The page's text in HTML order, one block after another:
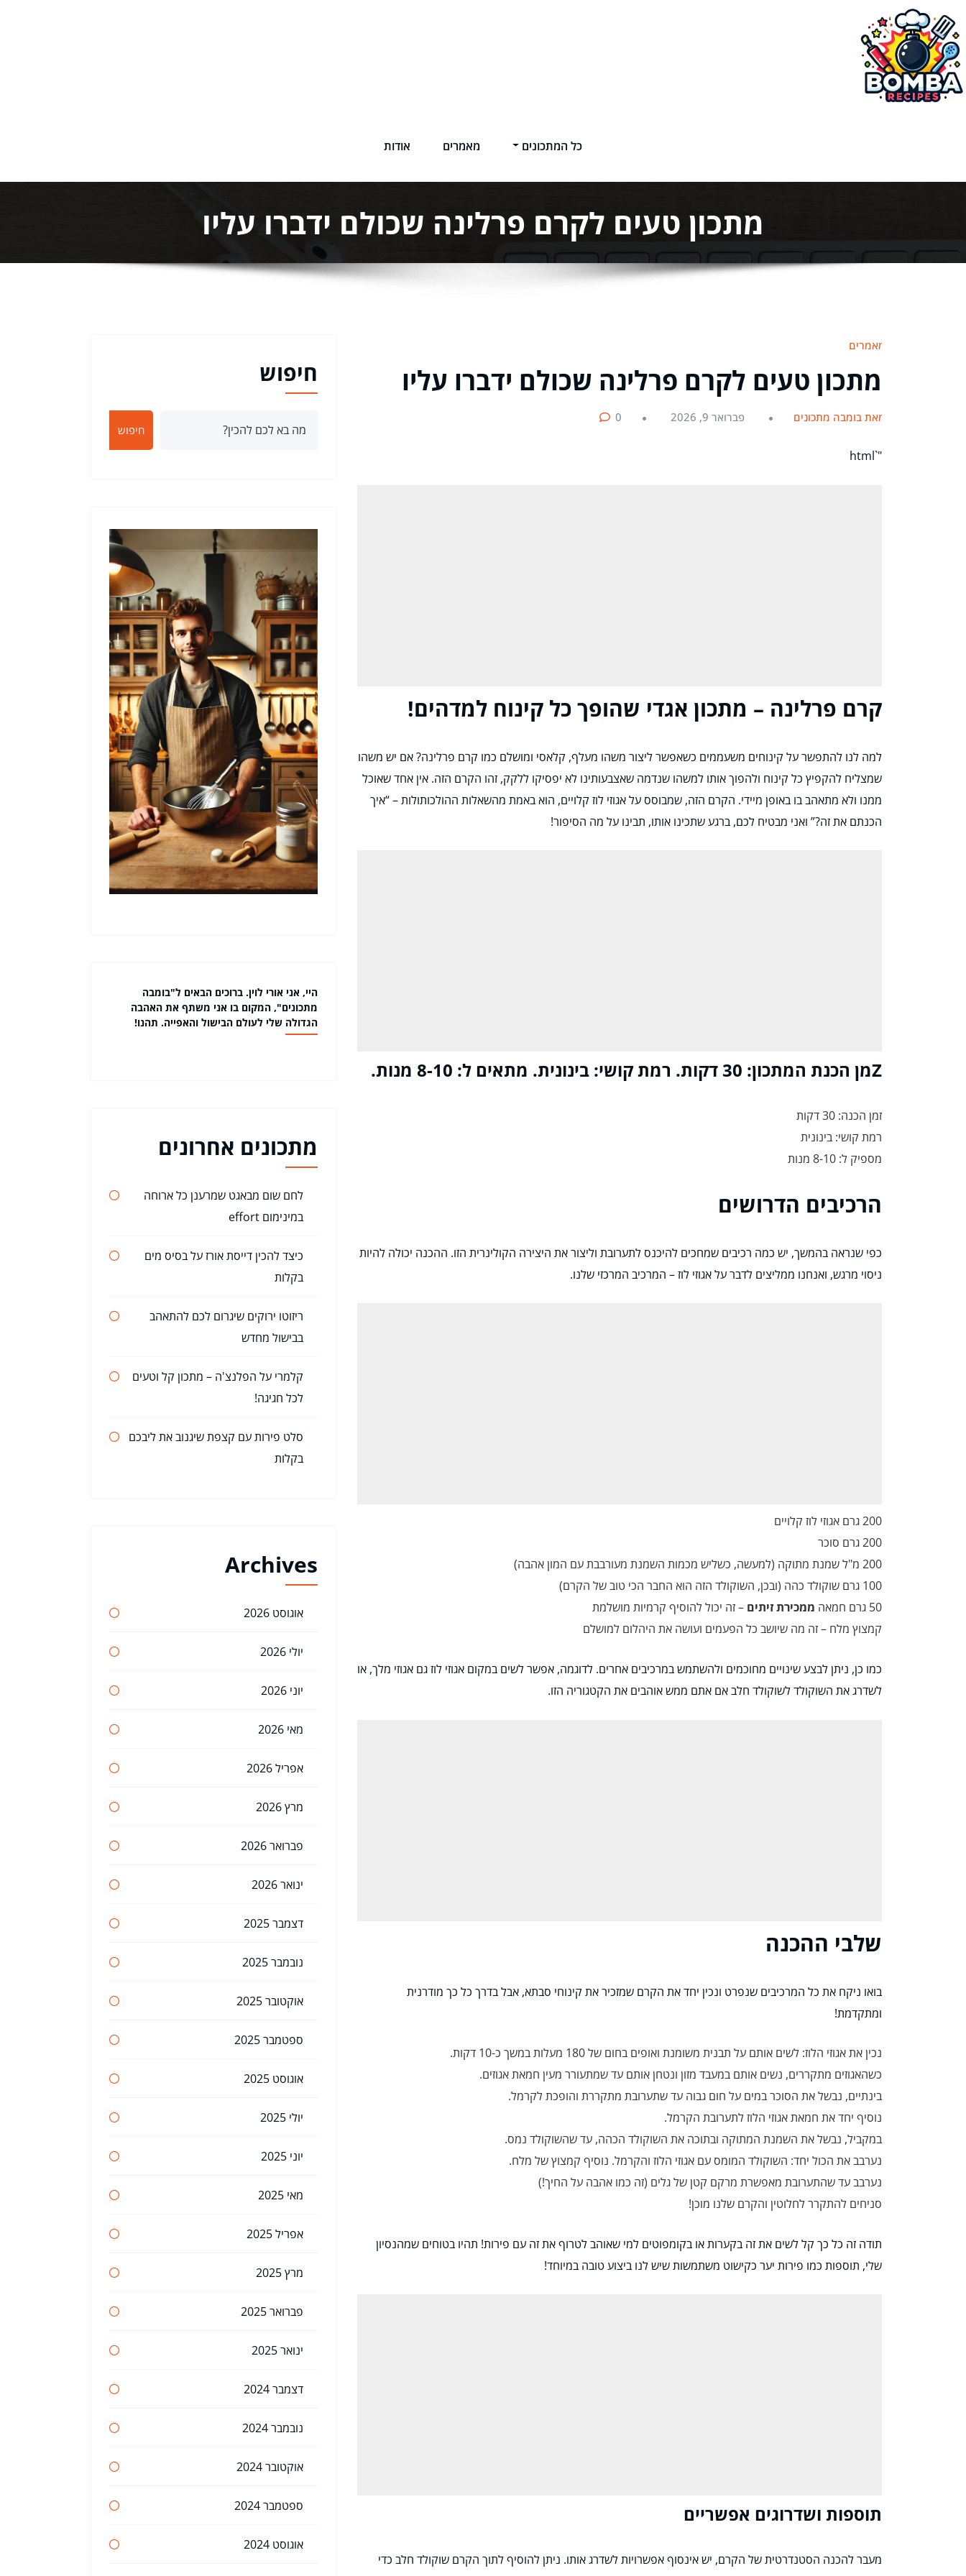
לתוכן
כל המתכונים מאמרים אודות
מתכון טעים לקרם פרלינה שכולם ידברו עליו
מאמרים
מתכון טעים לקרם פרלינה שכולם ידברו עליו
מאת בומבה מתכונים פברואר 9, 2026 0
"`html
קרם פרלינה – מתכון אגדי שהופך כל קינוח למדהים!
למה לנו להתפשר על קינוחים משעממים כשאפשר ליצור משהו מעלף, קלאסי ומושלם כמו קרם פרלינה? אם יש משהו
שמצליח להקפיץ כל קינוח ולהפוך אותו למשהו שנדמה שאצבעותינו לא יפסיקו ללקק, זהו הקרם הזה. אין אחד שאוכל
ממנו ולא מתאהב בו באופן מיידי. הקרם הזה, שמבוסס על אגוזי לוז קלויים, הוא באמת מהשאלות ההולכותולות – “איך
הכנתם את זה?” ואני מבטיח לכם, ברגע שתכינו אותו, תבינו על מה הסיפור!
Zמן הכנת המתכון: 30 דקות. רמת קושי: בינונית. מתאים ל: 8-10 מנות.
זמן הכנה: 30 דקות
רמת קושי: בינונית
מספיק ל: 8-10 מנות
הרכיבים הדרושים
כפי שנראה בהמשך, יש כמה רכיבים שמחכים להיכנס לתערובת וליצור את היצירה הקולינרית הזו. ההכנה יכולה להיות
ניסוי מרגש, ואנחנו ממליצים לדבר על אגוזי לוז – המרכיב המרכזי שלנו.
200 גרם אגוזי לוז קלויים
200 גרם סוכר
200 מ"ל שמנת מתוקה (למעשה, כשליש מכמות השמנת מעורבבת עם המון אהבה)
100 גרם שוקולד כהה (ובכן, השוקולד הזה הוא החבר הכי טוב של הקרם)
50 גרם חמאה
ממכירת זיתים – זה יכול להוסיף קרמיות מושלמת
קמצוץ מלח – זה מה שיושב כל הפעמים ועושה את היהלום למושלם
כמו כן, ניתן לבצע שינויים מחוכמים ולהשתמש במרכיבים אחרים. לדוגמה, אפשר לשים במקום אגוזי לוז גם אגוזי מלך, או
לשדרג את השוקולד לשוקולד חלב אם אתם ממש אוהבים את הקטגוריה הזו.
שלבי ההכנה
בואו ניקח את כל המרכיבים שנפרט ונכין יחד את הקרם שמזכיר את קינוחי סבתא, אבל בדרך כל כך מודרנית
ומתקדמת!
נכין את אגוזי הלוז: לשים אותם על תבנית משומנת ואופים בחום של 180 מעלות במשך כ-10 דקות.
כשהאגוזים מתקררים, נשים אותם במעבד מזון ונטחן אותם עד שמתעורר מעין חמאת אגוזים.
בינתיים, נבשל את הסוכר במים על חום גבוה עד שתערובת מתקררת והופכת לקרמל.
נוסיף יחד את חמאת אגוזי הלוז לתערובת הקרמל.
במקביל, נבשל את השמנת המתוקה ובתוכה את השוקולד הכהה, עד שהשוקולד נמס.
נערבב את הכול יחד: השוקולד המומס עם אגוזי הלוז והקרמל. נוסיף קמצוץ של מלח.
נערבב עד שהתערובת מאפשרת מרקם קטן של גלים (זה כמו אהבה על החיך!)
סניחים להתקרר לחלוטין והקרם שלנו מוכן!
תודה זה כל כך קל לשים את זה בקערות או בקומפוטים למי שאוהב לטרוף את זה עם פירות! תהיו בטוחים שמהנסיון
שלי, תוספות כמו פירות יער כקישוט משתמשות שיש לנו ביצוע טובה במיוחד!
תוספות ושדרוגים אפשריים
מעבר להכנה הסטנדרטית של הקרם, יש אינסוף אפשרויות לשדרג אותו. ניתן להוסיף לתוך הקרם שוקולד חלב כדי
חיפוש
חיפוש
היי, אני אורי לוין. ברוכים הבאים ל"בומבה
מתכונים", המקום בו אני משתף את האהבה
הגדולה שלי לעולם הבישול והאפייה. תהנו!
מתכונים אחרונים
לחם שום מבאגט שמרענן כל ארוחה
במינימום effort
כיצד להכין דייסת אורז על בסיס מים
בקלות
ריזוטו ירוקים שיגרום לכם להתאהב
בבישול מחדש
קלמרי על הפלנצ'ה – מתכון קל וטעים
לכל חגיגה!
סלט פירות עם קצפת שיגנוב את ליבכם
בקלות
Archives
אוגוסט 2026
יולי 2026
יוני 2026
מאי 2026
אפריל 2026
מרץ 2026
פברואר 2026
ינואר 2026
דצמבר 2025
נובמבר 2025
אוקטובר 2025
ספטמבר 2025
אוגוסט 2025
יולי 2025
יוני 2025
מאי 2025
אפריל 2025
מרץ 2025
פברואר 2025
ינואר 2025
דצמבר 2024
נובמבר 2024
אוקטובר 2024
ספטמבר 2024
אוגוסט 2024